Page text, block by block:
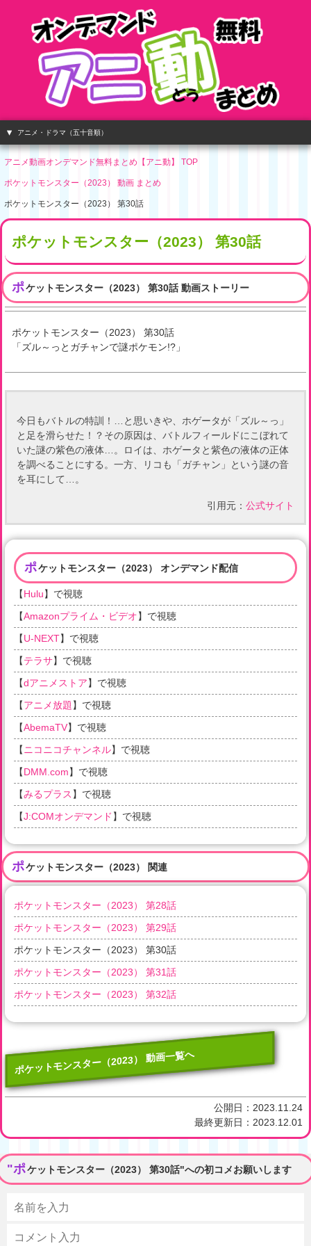
アニメ・ドラマ（五十音順）
アニメ動画オンデマンド無料まとめ【アニ動】 TOP
ポケットモンスター（2023） 動画 まとめ
ポケットモンスター（2023） 第30話
ポケットモンスター（2023） 第30話
ポケットモンスター（2023） 第30話 動画ストーリー
ポケットモンスター（2023） 第30話
「ズル～っとガチャンで謎ポケモン!? 」
今日もバトルの特訓！…と思いきや、ホゲータが「ズル～っ」
と足を滑らせた！？その原因は、バトルフィールドにこぼれて
いた謎の紫色の液体…。ロイは、ホゲータと紫色の液体の正体
を調べることにする。一方、リコも「ガチャン」という謎の音
を耳にして…。
引用元： 公式サイト
ポケットモンスター（2023） オンデマンド配信
【Hulu】で視聴
【Amazonプライム・ビデオ】で視聴
【U-NEXT】で視聴
【テラサ】で視聴
【dアニメストア】で視聴
【アニメ放題】で視聴
【AbemaTV】で視聴
【ニコニコチャンネル】で視聴
【DMM.com】で視聴
【みるプラス 】で視聴
【J:COMオンデマンド 】で視聴
ポケットモンスター（2023） 関連
ポケットモンスター（2023） 第28話
ポケットモンスター（2023） 第29話
ポケットモンスター（2023） 第30話
ポケットモンスター（2023） 第31話
ポケットモンスター（2023） 第32話
ポケットモンスター（2023） 動画一覧へ
公開日： 2023.11.24
最終更新日： 2023.12.01
"ポケットモンスター（2023） 第30話"への初コメお願いします